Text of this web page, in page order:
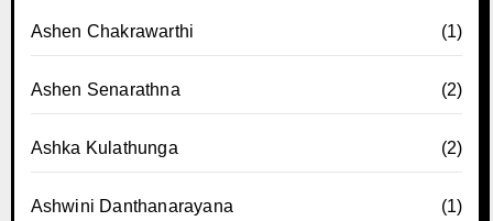
Ashen Chakrawarthi (1)
Ashen Senarathna (2)
Ashka Kulathunga (2)
Ashwini Danthanarayana (1)